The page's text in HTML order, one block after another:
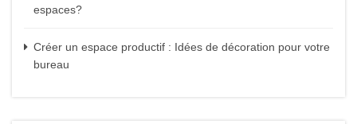
espaces?
Créer un espace productif : Idées de décoration pour votre
bureau